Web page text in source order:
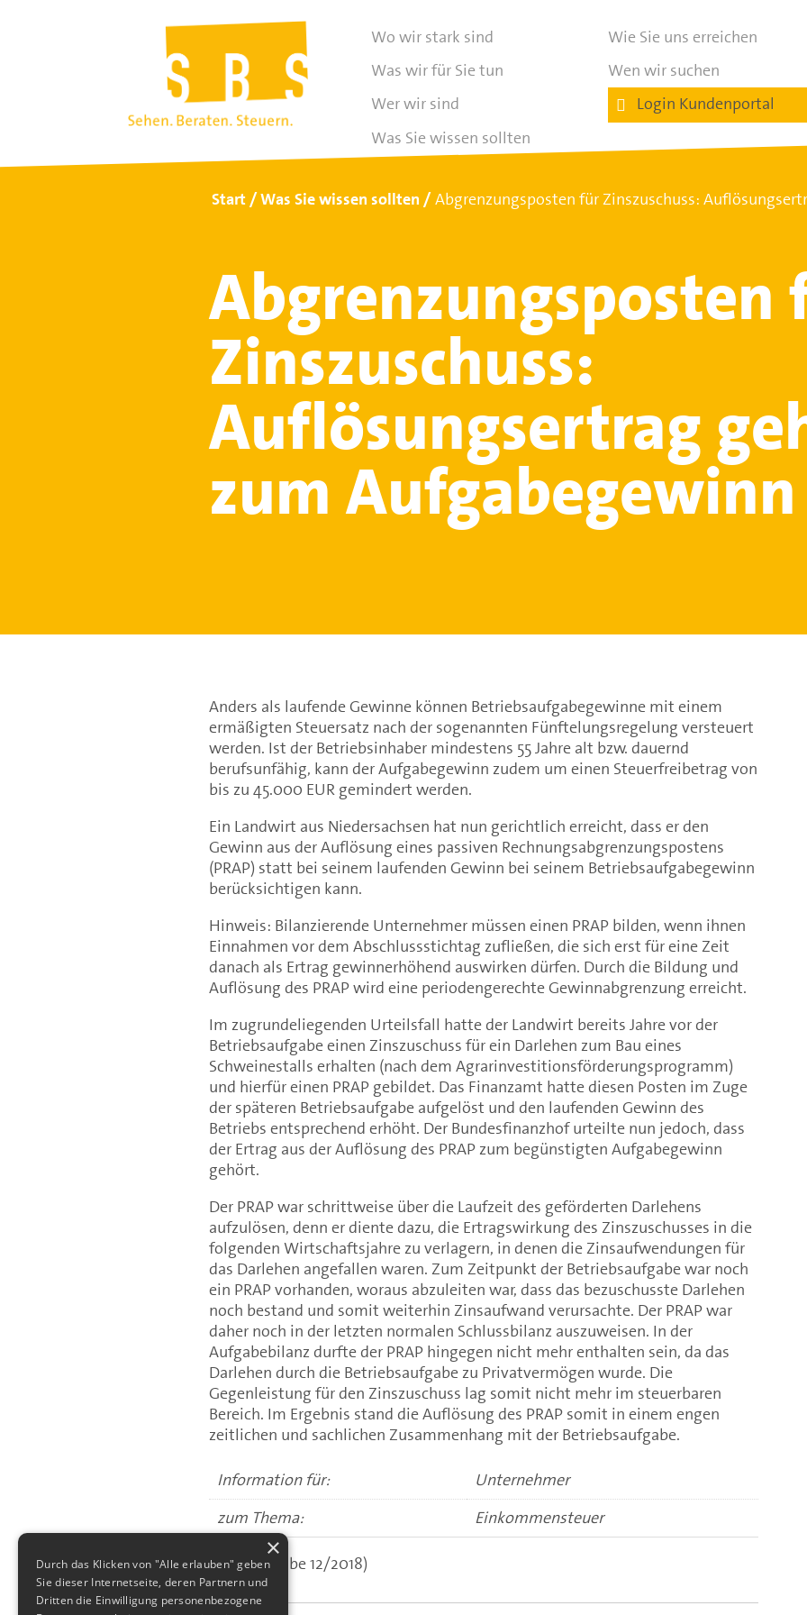
Wo wir stark sind
Was wir für Sie tun
Wer wir sind
Was Sie wissen sollten
Wie Sie uns erreichen
Wen wir suchen
Login Kundenportal
Start Was Sie wissen sollten Abgrenzungsposten für Zinszuschuss:
Abgrenzungsposten
Zinszuschuss:
Auflösungsertrag
zum Aufgabegewinn
Anders als laufende Gewinne können Betriebsaufgabegewinne mit einem
ermäßigten Steuersatz nach der sogenannten Fünftelungsregelung versteuert
werden. Ist der Betriebsinhaber mindestens 55 Jahre alt bzw. dauernd
berufsunfähig, kann der Aufgabegewinn zudem um einen Steuerfreibetrag von
bis zu 45.000 EUR gemindert werden.
Ein Landwirt aus Niedersachsen hat nun gerichtlich erreicht, dass er den
Gewinn aus der Auflösung eines passiven Rechnungsabgrenzungspostens
(PRAP) statt bei seinem laufenden Gewinn bei seinem Betriebsaufgabegewinn
berücksichtigen kann.
Hinweis: Bilanzierende Unternehmer müssen einen PRAP bilden, wenn ihnen
Einnahmen vor dem Abschlussstichtag zufließen, die sich erst für eine Zeit
danach als Ertrag gewinnerhöhend auswirken dürfen. Durch die Bildung und
Auflösung des PRAP wird eine periodengerechte Gewinnabgrenzung erreicht.
Im zugrundeliegenden Urteilsfall hatte der Landwirt bereits Jahre vor der
Betriebsaufgabe einen Zinszuschuss für ein Darlehen zum Bau eines
Schweinestalls erhalten (nach dem Agrarinvestitionsförderungsprogramm)
und hierfür einen PRAP gebildet. Das Finanzamt hatte diesen Posten im Zuge
der späteren Betriebsaufgabe aufgelöst und den laufenden Gewinn des
Betriebs entsprechend erhöht. Der Bundesfinanzhof urteilte nun jedoch, dass
der Ertrag aus der Auflösung des PRAP zum begünstigten Aufgabegewinn
gehört.
Der PRAP war schrittweise über die Laufzeit des geförderten Darlehens
aufzulösen, denn er diente dazu, die Ertragswirkung des Zinszuschusses in die
folgenden Wirtschaftsjahre zu verlagern, in denen die Zinsaufwendungen für
das Darlehen angefallen waren. Zum Zeitpunkt der Betriebsaufgabe war noch
ein PRAP vorhanden, woraus abzuleiten war, dass das bezuschusste Darlehen
noch bestand und somit weiterhin Zinsaufwand verursachte. Der PRAP war
daher noch in der letzten normalen Schlussbilanz auszuweisen. In der
Aufgabebilanz durfte der PRAP hingegen nicht mehr enthalten sein, da das
Darlehen durch die Betriebsaufgabe zu Privatvermögen wurde. Die
Gegenleistung für den Zinszuschuss lag somit nicht mehr im steuerbaren
Bereich. Im Ergebnis stand die Auflösung des PRAP somit in einem engen
zeitlichen und sachlichen Zusammenhang mit der Betriebsaufgabe.
Information für:
Unternehmer
zum Thema:
Einkommensteuer
(aus: Ausgabe 12/2018)
×
Durch das Klicken von "Alle erlauben" geben
Sie dieser Internetseite, deren Partnern und
Dritten die Einwilligung personenbezogene